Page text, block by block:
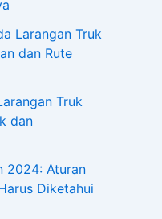
Larangan Truk
dan Rute
Truk
dan
2024: Aturan
Diketahui